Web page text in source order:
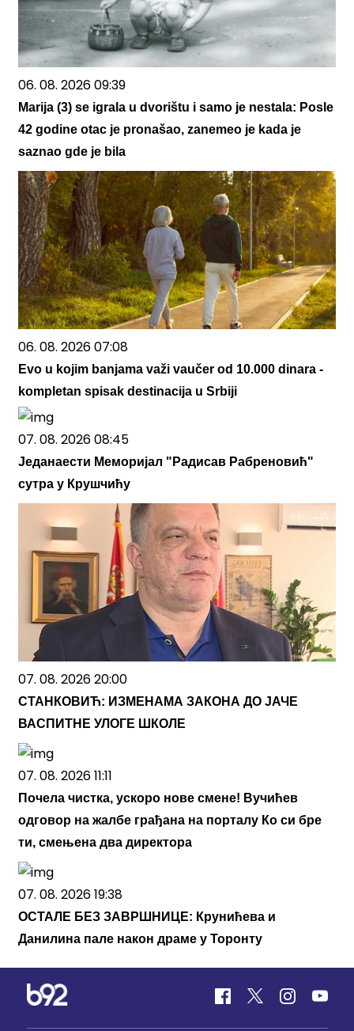
06. 08. 2026 09:39
Marija (3) se igrala u dvorištu i samo je nestala: Posle
42 godine otac je pronašao, zanemeo je kada je
saznao gde je bila
06. 08. 2026 07:08
Evo u kojim banjama važi vaučer od 10.000 dinara -
kompletan spisak destinacija u Srbiji
07. 08. 2026 08:45
Једанаести Меморијал "Радисав Рабреновић"
сутра у Крушчићу
07. 08. 2026 20:00
СТАНКОВИЋ: ИЗМЕНАМА ЗАКОНА ДО ЈАЧЕ
ВАСПИТНЕ УЛОГЕ ШКОЛЕ
07. 08. 2026 11:11
Почела чистка, ускоро нове смене! Вучићев
одговор на жалбе грађана на порталу Ко си бре
ти, смењена два директора
07. 08. 2026 19:38
ОСТАЛЕ БЕЗ ЗАВРШНИЦЕ: Крунићева и
Данилина пале након драме у Торонту